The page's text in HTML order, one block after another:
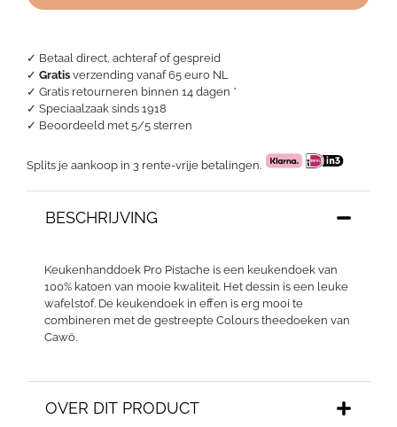
✓ Betaal direct, achteraf of gespreid
✓ Gratis verzending vanaf 65 euro NL
✓ Gratis retourneren binnen 14 dagen *
✓ Speciaalzaak sinds 1918
✓ Beoordeeld met 5/5 sterren
Splits je aankoop in 3 rente-vrije betalingen.
BESCHRIJVING
Keukenhanddoek Pro Pistache is een keukendoek van
100% katoen van mooie kwaliteit. Het dessin is een leuke
wafelstof. De keukendoek in effen is erg mooi te
combineren met de gestreepte Colours theedoeken van
Cawö.
OVER DIT PRODUCT